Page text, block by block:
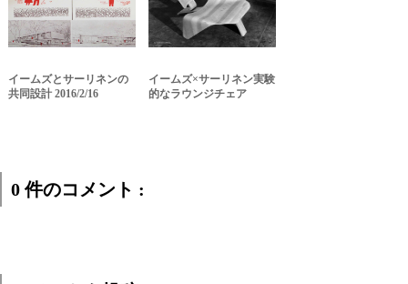
イームズとサーリネンの
共同設計 2016/2/16
イームズ×サーリネン実験
的なラウンジチェア
0 件のコメント :